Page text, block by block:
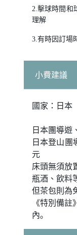
2.擊球時間和
理解
3.有時因訂場
小費建議
國家：日本
日本團導遊
日本登山團
元
床頭無須放
瓶酒、飲料
但茶包則為
《特別備
內｡